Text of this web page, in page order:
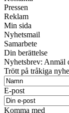
Pressen
Reklam
Min sida
Nyhetsmail
Samarbete
Din berättelse
Nyhetsbrev: Anmäl
Trött på tråkiga
E-post
Komma med